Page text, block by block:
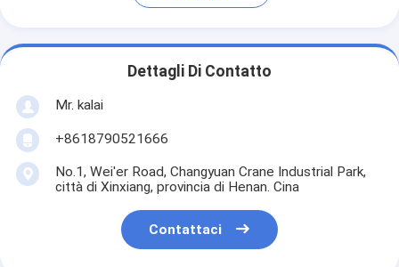
Dettagli Di Contatto
Mr. kalai
+8618790521666
No.1, Wei'er Road, Changyuan Crane Industrial Park,
città di Xinxiang, provincia di Henan. Cina
Contattaci